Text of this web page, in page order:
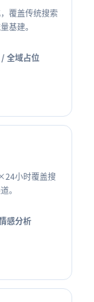
覆盖传统搜索
基建。
全域占位
小时覆盖搜
。
感分析